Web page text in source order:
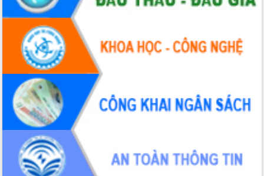
Đắk Lắk rà soát, điều chỉnh Đề án 190
về phát triển nuôi trồng thủy sản
Phó Chủ tịch UBND tỉnh Đắk Lắk
Trương Công Thái kiểm tra thực địa
Dự án cao tốc Khánh Hòa - Buôn Ma
Thuột
Định vị cà phê Việt Nam như một “di
sản sống” trong dòng chảy toàn cầu
Xây dựng nông thôn mới: Nâng cao đời
sống người dân từ những mô hình thiết
thực
Quyết liệt tháo gỡ vướng mắc, đẩy
nhanh tiến độ các dự án trọng điểm
trong Khu kinh tế Nam Phú Yên